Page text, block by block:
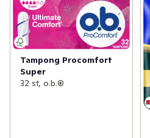
Tampong Procomfort
Super
32 st, o.b.®